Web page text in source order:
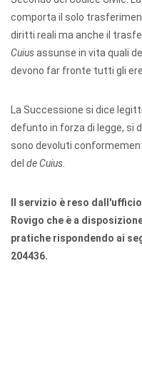
comporta il solo
diritti reali ma anche il
Cuiusassunse in vita quali
devono far fronte tutti gli
La Successione si dice
defunto in forza di legge, si
sono devoluti
del de Cuius
Il servizio è reso
Rovigo che è a
pratiche rispondendo ai
204436.